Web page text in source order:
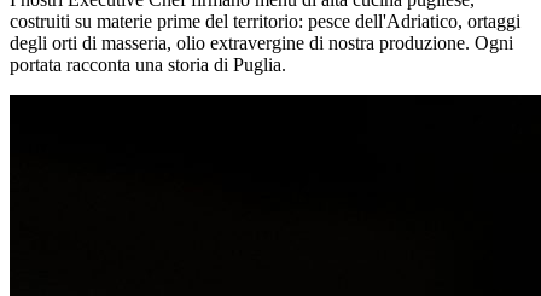
costruiti su materie prime del territorio: pesce dell'Adriatico, ortaggi
degli orti di masseria, olio extravergine di nostra produzione. Ogni
portata racconta una storia di Puglia.